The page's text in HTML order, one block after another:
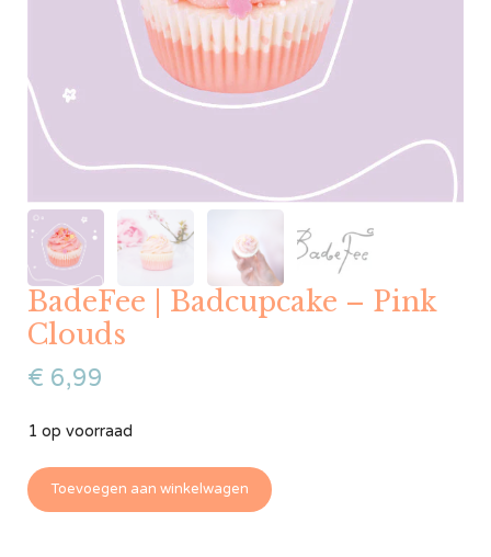
BadeFee | Badcupcake – Pink
Clouds
€ 6,99
1 op voorraad
Toevoegen aan winkelwagen